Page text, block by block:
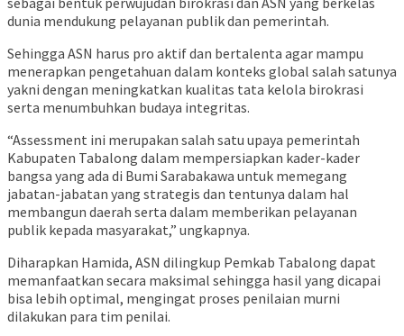
dunia mendukung pelayanan publik dan pemerintah.
Sehingga ASN harus pro aktif dan bertalenta agar mampu
menerapkan pengetahuan dalam konteks global salah satunya
yakni dengan meningkatkan kualitas tata kelola birokrasi
serta menumbuhkan budaya integritas.
“Assessment ini merupakan salah satu upaya pemerintah
Kabupaten Tabalong dalam mempersiapkan kader-kader
bangsa yang ada di Bumi Sarabakawa untuk memegang
jabatan-jabatan yang strategis dan tentunya dalam hal
membangun daerah serta dalam memberikan pelayanan
publik kepada masyarakat,” ungkapnya.
Diharapkan Hamida, ASN dilingkup Pemkab Tabalong dapat
memanfaatkan secara maksimal sehingga hasil yang dicapai
bisa lebih optimal, mengingat proses penilaian murni
dilakukan para tim penilai.